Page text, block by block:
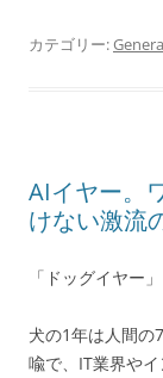
カテゴリー:
AIイヤー。
けない激流
「ドッグイヤー
犬の1年は人間の
喩で、IT業界や